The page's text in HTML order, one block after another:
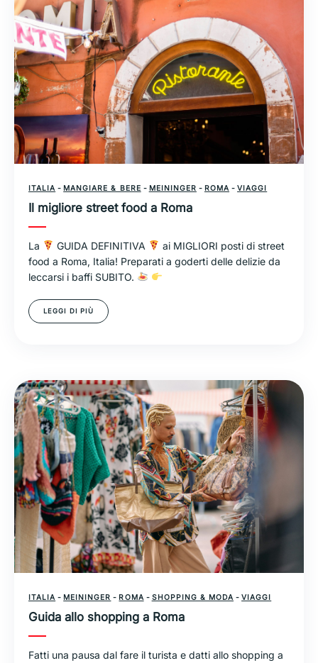
ITALIA - MANGIARE & BERE - MEININGER - ROMA -VIAGGI
Il migliore street food a Roma
La GUIDA DEFINITIVA
ai MIGLIORI posti di street
food a Roma, Italia! Preparati a goderti delle delizie da
leccarsi i baffi SUBITO.
LEGGI DI PIÙ
ITALIA - MEININGER - ROMA - SHOPPING & MODA -VIAGGI
Guida allo shopping a Roma
Fatti una pausa dal fare il turista e datti allo shopping a